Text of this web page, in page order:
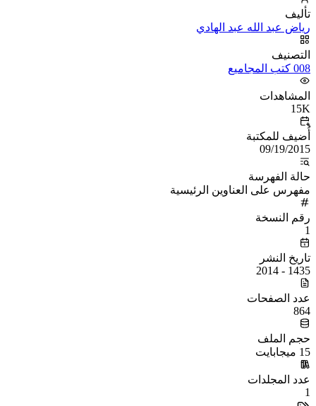
تأليف
رياض عبد الله عبد الهادي
التصنيف
008 كتب المجاميع
المشاهدات
15K
أُضيف للمكتبة
09/19/2015
حالة الفهرسة
مفهرس على العناوين الرئيسية
رقم النسخة
1
تاريخ النشر
1435 - 2014
عدد الصفحات
864
حجم الملف
15 ميجابايت
عدد المجلدات
1